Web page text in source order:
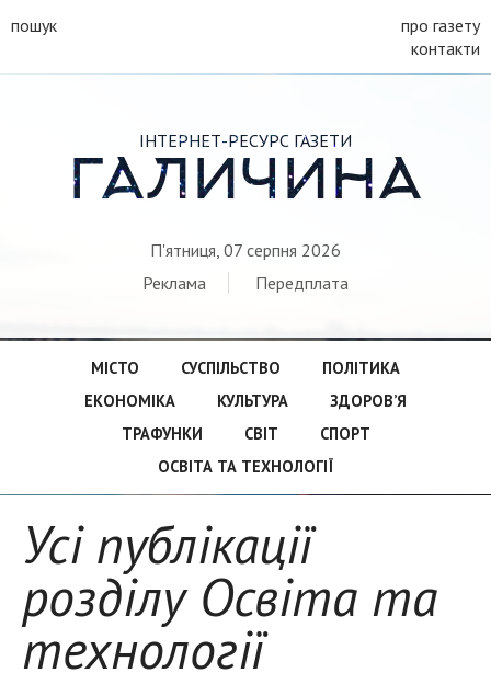
пошук
про газету
контакти
ІНТЕРНЕТ-РЕСУРС ГАЗЕТИ
ГАЛИЧИНА
П'ятниця, 07 серпня 2026
Реклама
Передплата
МІСТО СУСПІЛЬСТВО
ПОЛІТИКА
ЕКОНОМІКА
КУЛЬТУРА
ЗДОРОВ’Я
ТРАФУНКИ
СВІТ
СПОРТ
ОСВІТА ТА ТЕХНОЛОГІЇ
Усі публікації
розділу Освіта та
технології